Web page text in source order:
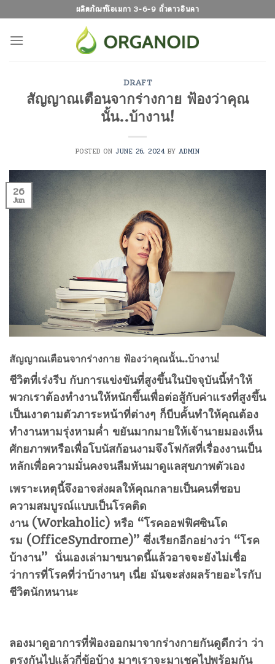
to
content
ผลิตภัณฑ์โอเมกา 3-6-9 ถั่วดาวอินคา
DRAFT
สัญญาณเตือนจากร่างกาย ฟ้องว่าคุณ
นั้น..บ้างาน!
POSTED ONJUNE 26, 2024BY ADMIN
26
Jun
สัญญาณเตือนจากร่างกาย ฟ้องว่าคุณนั้น..บ้างาน!
ชีวิตที่เร่งรีบ กับการแข่งขันที่สูงขึ้นในปัจจุบันนี้ทำให้
พวกเราต้องทำงานให้หนักขึ้นเพื่อต่อสู้กับค่าแรงที่สูงขึ้น
เป็นเงาตามตัวภาระหน้าที่ต่างๆ ก็บีบคั้นทำให้คุณต้อง
ทำงานหามรุ่งหามค่ำ ขยันมากมายให้เจ้านายมองเห็น
ศักยภาพหรือเพื่อโบนัสก้อนงามจึงโฟกัสที่เรื่องงานเป็น
หลักเพื่อความมั่นคงจนลืมหันมาดูแลสุขภาพตัวเอง
เพราะเหตุนี้จึงอาจส่งผลให้คุณกลายเป็นคนที่ชอบ
ความสมบูรณ์แบบเป็นโรคติด
งาน(Workaholic) หรือ “โรคออฟฟิศซินโด
รม (OfficeSyndrome)” ซึ่งเรียกอีกอย่างว่า “โรค
บ้างาน” นั่นเองเล่ามาขนาดนี้แล้วอาจจะยังไม่เชื่อ
ว่าการที่โรคที่ว่าบ้างานๆ เนี่ย มันจะส่งผลร้ายอะไรกับ
ชีวิตนักหนานะ
ลองมาดูอาการที่ฟ้องออกมาจากร่างกายกันดูดีกว่า ว่า
ตรงกันไปแล้วกี่ข้อบ้าง มาๆเราจะมาเชคไปพร้อมกัน